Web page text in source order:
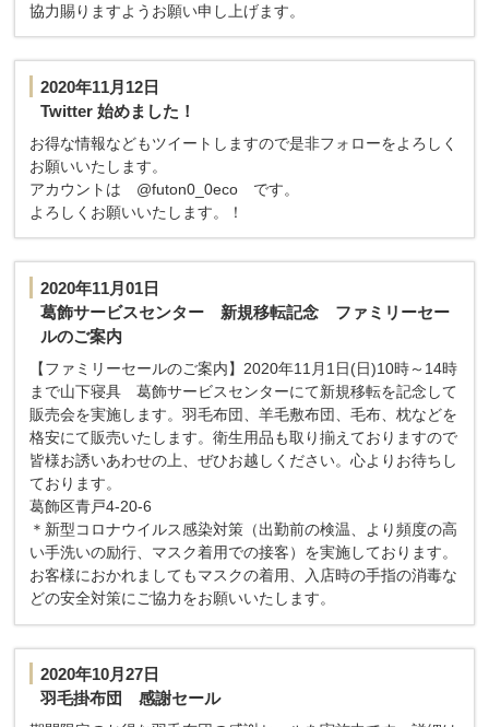
協力賜りますようお願い申し上げます。
2020年11月12日
Twitter 始めました！
お得な情報などもツイートしますので是非フォローをよろしく
お願いいたします。
アカウントは @futon0_0eco です。
よろしくお願いいたします。！
2020年11月01日
葛飾サービスセンター 新規移転記念 ファミリーセー
ルのご案内
【ファミリーセールのご案内】2020年11月1日(日)10時～14時
まで山下寝具 葛飾サービスセンターにて新規移転を記念して
販売会を実施します。羽毛布団、羊毛敷布団、毛布、枕などを
格安にて販売いたします。衛生用品も取り揃えておりますので
皆様お誘いあわせの上、ぜひお越しください。心よりお待ちし
ております。
葛飾区青戸4-20-6
＊新型コロナウイルス感染対策（出勤前の検温、より頻度の高
い手洗いの励行、マスク着用での接客）を実施しております。
お客様におかれましてもマスクの着用、入店時の手指の消毒な
どの安全対策にご協力をお願いいたします。
2020年10月27日
羽毛掛布団 感謝セール